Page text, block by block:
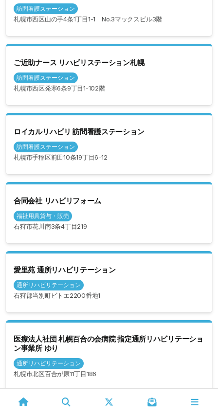
訪問看護ステーション
札幌市西区山の手4条1丁目1-1 No.3マックスビル3階
ご近助ナース リハビリステーション札幌
訪問看護ステーション
札幌市西区発寒6条9丁目1-102階
ロイカルリハビリ 訪問看護ステーション
訪問看護ステーション
札幌市手稲区前田10条19丁目6-12
合同会社 リハビリフォーム
福祉用具貸与・販売
石狩市花川南3条4丁目219
愛里苑 通所リハビリテーション
通所リハビリテーション
石狩郡当別町ビトエ2200番地1
医療法人社団 札幌百合の会病院 指定通所リハビリテーショ
ン事業所 ゆり
通所リハビリテーション
札幌市北区百合が原11丁目186